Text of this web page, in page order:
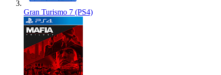
Gran Turismo 7 (PS4)